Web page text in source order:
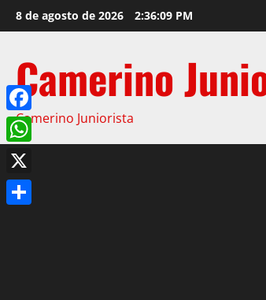
8 de agosto de 2026 2:36:10 PM
Camerino
Camerino Juniorista
Facebook
WhatsApp
X